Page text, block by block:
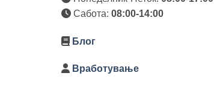
Сабота: 08:00-14:00
Блог
Вработување